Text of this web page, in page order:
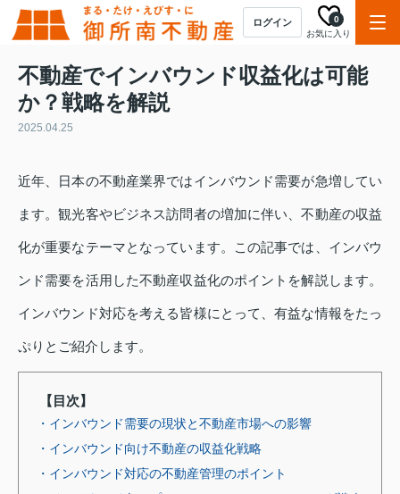
ログイン
お気に入り
0
不動産でインバウンド収益化は可能
か？戦略を解説
2025.04.25
近年、日本の不動産業界ではインバウンド需要が急増してい
ます。観光客やビジネス訪問者の増加に伴い、不動産の収益
化が重要なテーマとなっています。この記事では、インバウ
ンド需要を活用した不動産収益化のポイントを解説します。
インバウンド対応を考える皆様にとって、有益な情報をたっ
ぷりとご紹介します。
【目次】
・インバウンド需要の現状と不動産市場への影響
・インバウンド向け不動産の収益化戦略
・インバウンド対応の不動産管理のポイント